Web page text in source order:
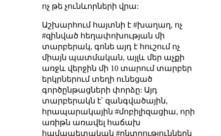
ոչ թե չունևորների վրա:
Աշխարհում հայտնի է #խաղաղ, ոչ
#զինված հեղափոխության մի
տարբերակ, գոնե այդ է հուշում ոչ
միայն պատմական, այլև մեր աչքի
առջև վերջին մի 10 տարում տարբեր
երկրներում տեղի ունեցած
գործընթացների փորձը: Այդ
տարբերակն է՝ զանգվածային,
հրապարակային #մոբիլիզացիա, որի
առիթն առավել հաճախ
համապետական #ընտրություններն